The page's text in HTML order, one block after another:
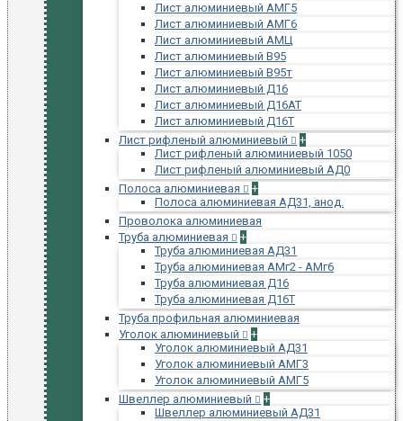
Лист алюминиевый АМГ5
Лист алюминиевый АМГ6
Лист алюминиевый АМЦ
Лист алюминиевый В95
Лист алюминиевый В95т
Лист алюминиевый Д16
Лист алюминиевый Д16АТ
Лист алюминиевый Д16Т
Лист рифленый алюминиевый
+
Лист рифленый алюминиевый 1050
Лист рифленый алюминиевый АД0
Полоса алюминиевая
+
Полоса алюминиевая АД31, анод.
Проволока алюминиевая
Труба алюминиевая
+
Труба алюминиевая АД31
Труба алюминиевая АМг2 - АМг6
Труба алюминиевая Д16
Труба алюминиевая Д16Т
Труба профильная алюминиевая
Уголок алюминиевый
+
Уголок алюминиевый АД31
Уголок алюминиевый АМГ3
Уголок алюминиевый АМГ5
Швеллер алюминиевый
+
Швеллер алюминиевый АД31